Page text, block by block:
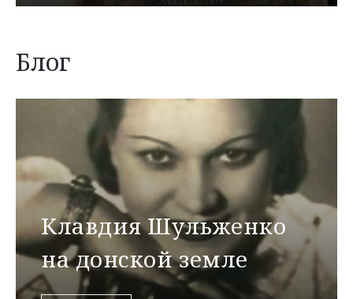
Блог
Клавдия Шульженко
на донской земле